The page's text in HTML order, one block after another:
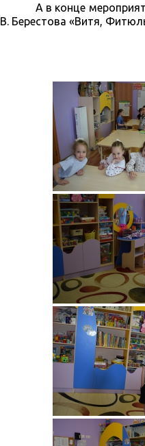
А в конце мероприятия
В. Берестова «Витя,